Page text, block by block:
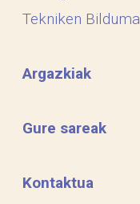
Tekniken Bilduma
Argazkiak
Gure sareak
Kontaktua